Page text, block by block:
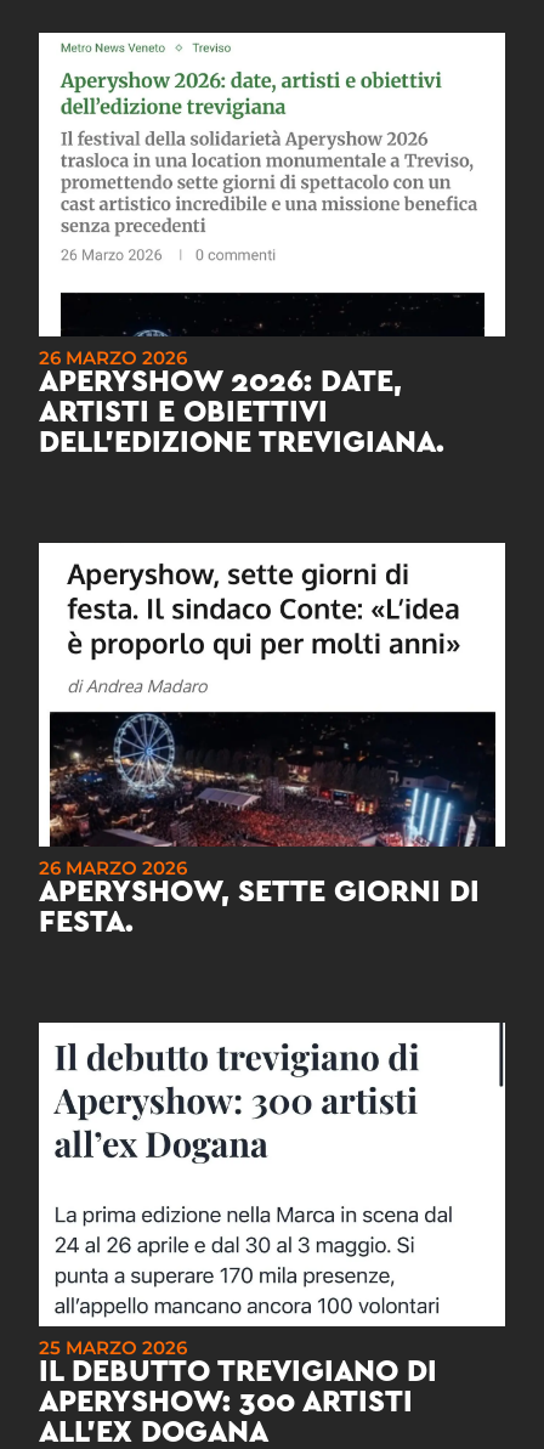
26 MARZO 2026
APERYSHOW 2026: DATE,
ARTISTI E OBIETTIVI
DELL’EDIZIONE TREVIGIANA.
26 MARZO 2026
APERYSHOW, SETTE GIORNI DI
FESTA.
25 MARZO 2026
IL DEBUTTO TREVIGIANO DI
APERYSHOW: 300 ARTISTI
ALL’EX DOGANA